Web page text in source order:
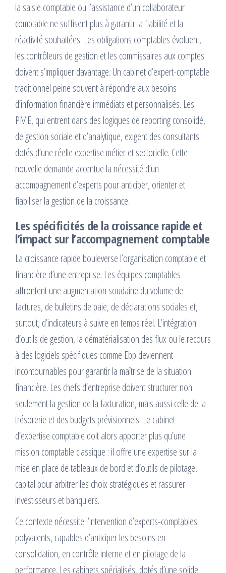
la saisie comptable ou l’assistance d’un collaborateur
comptable ne suffisent plus à garantir la fiabilité et la
réactivité souhaitées. Les obligations comptables évoluent,
les contrôleurs de gestion et les commissaires aux comptes
doivent s’impliquer davantage. Un cabinet d’expert-comptable
traditionnel peine souvent à répondre aux besoins
d’information financière immédiats et personnalisés. Les
PME, qui entrent dans des logiques de reporting consolidé,
de gestion sociale et d’analytique, exigent des consultants
dotés d’une réelle expertise métier et sectorielle. Cette
nouvelle demande accentue la nécessité d’un
accompagnement d’experts pour anticiper, orienter et
fiabiliser la gestion de la croissance.
Les spécificités de la croissance rapide et
l’impact sur l’accompagnement comptable
La croissance rapide bouleverse l’organisation comptable et
financière d’une entreprise. Les équipes comptables
affrontent une augmentation soudaine du volume de
factures, de bulletins de paie, de déclarations sociales et,
surtout, d’indicateurs à suivre en temps réel. L’intégration
d’outils de gestion, la dématérialisation des flux ou le recours
à des logiciels spécifiques comme Ebp deviennent
incontournables pour garantir la maîtrise de la situation
financière. Les chefs d’entreprise doivent structurer non
seulement la gestion de la facturation, mais aussi celle de la
trésorerie et des budgets prévisionnels. Le cabinet
d’expertise comptable doit alors apporter plus qu’une
mission comptable classique : il offre une expertise sur la
mise en place de tableaux de bord et d’outils de pilotage,
capital pour arbitrer les choix stratégiques et rassurer
investisseurs et banquiers.
Ce contexte nécessite l’intervention d’experts-comptables
polyvalents, capables d’anticiper les besoins en
consolidation, en contrôle interne et en pilotage de la
performance. Les cabinets spécialisés, dotés d’une solide